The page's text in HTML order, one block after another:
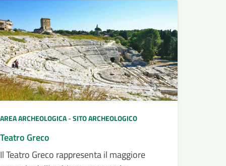
AREA ARCHEOLOGICA-SITO ARCHEOLOGICO
Teatro Greco
Il Teatro Greco rappresenta il maggiore